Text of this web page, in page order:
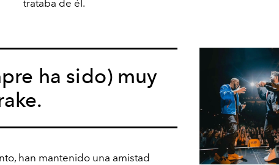
trataba de él.
ha sido) muy
han mantenido una amistad